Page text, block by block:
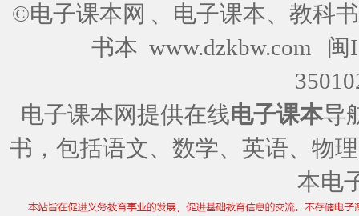
©电子课本网 、电子课本、教科
书本 www.dzkbw.com
闽
电子课本网提供在线电子课本导
书，包括语文、数学、英语、物
本电